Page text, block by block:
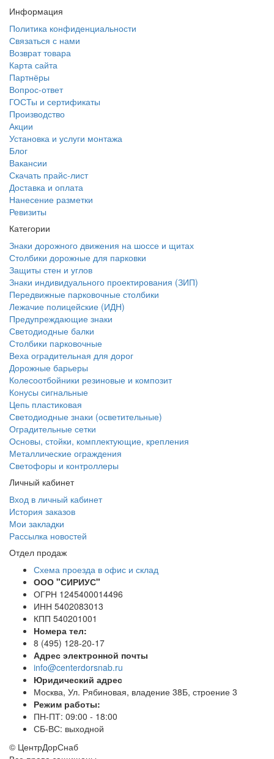
Информация
Политика конфиденциальности
Связаться с нами
Возврат товара
Карта сайта
Партнёры
Вопрос-ответ
ГОСТы и сертификаты
Производство
Акции
Установка и услуги монтажа
Блог
Вакансии
Скачать прайс-лист
Доставка и оплата
Нанесение разметки
Ревизиты
Категории
Знаки дорожного движения на шоссе и щитах
Столбики дорожные для парковки
Защиты стен и углов
Знаки индивидуального проектирования (ЗИП)
Передвижные парковочные столбики
Лежачие полицейские (ИДН)
Предупреждающие знаки
Светодиодные балки
Столбики парковочные
Веха оградительная для дорог
Дорожные барьеры
Колесоотбойники резиновые и композит
Конусы сигнальные
Цепь пластиковая
Светодиодные знаки (осветительные)
Оградительные сетки
Основы, стойки, комплектующие, крепления
Металлические ограждения
Светофоры и контроллеры
Личный кабинет
Вход в личный кабинет
История заказов
Мои закладки
Рассылка новостей
Отдел продаж
Схема проезда в офис и склад
ООО "СИРИУС"
ОГРН 1245400014496
ИНН 5402083013
КПП 540201001
Номера тел:
8 (495) 128-20-17
Адрес электронной почты
info@centerdorsnab.ru
Юридический адрес
Москва, Ул. Рябиновая, владение 38Б, строение 3
Режим работы:
ПН-ПТ: 09:00 - 18:00
СБ-ВС: выходной
© ЦентрДорСнаб